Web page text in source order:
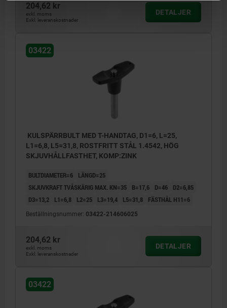
204,62 kr
exkl. moms
Exkl. leveranskostnader
DETALJER
03422
KULSPÄRRBULT MED T-HANDTAG, D1=6, L=25,
L1=6,8, L5=31,8, ROSTFRITT STÅL 1.4542, HÖG
SKJUVHÅLLFASTHET, KOMP:ZINK
BULTDIAMETER=6
LÄNGD=25
SKJUVKRAFT TVÅSKÄRIG MAX. KN=35
B=17,6 D=46
D2=6,85
D3=13,2
L1=6,8 L2=25 L3=19,4 L5=31,8 FÄSTHÅL H11=6
Beställningsnummer: 03422-214606025
204,62 kr
exkl. moms
Exkl. leveranskostnader
DETALJER
03422